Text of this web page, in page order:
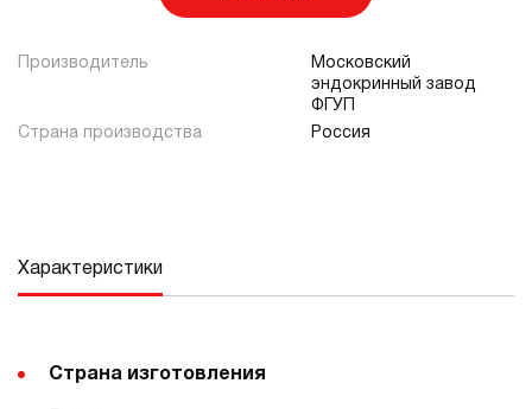
Производитель
Московский
эндокринный завод
ФГУП
Страна производства
Россия
Характеристики
Страна изготовления